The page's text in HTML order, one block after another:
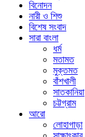
বিনোদন
নারী ও শিশু
বিশেষ সংবাদ
সারা বাংলা
ধর্ম
মতামত
মুক্তমত
বাঁশখালী
সাতকানিয়া
চট্টগ্রাম
আরো
লোহাগাড়া